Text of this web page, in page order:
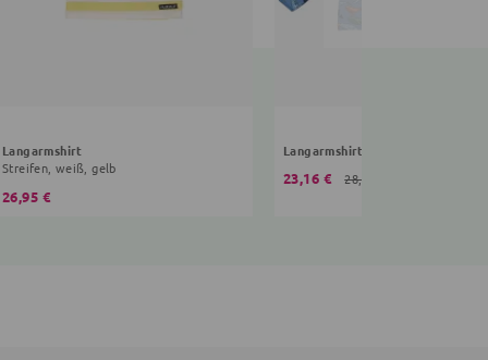
Langarmshirt
Streifen, weiß, gelb
26,95 €
Langarmshirt Wal
23,16 € 28,95 €